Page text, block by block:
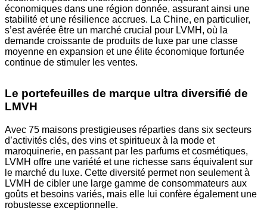
économiques dans une région donnée, assurant ainsi une
stabilité et une résilience accrues. La Chine, en particulier,
s’est avérée être un marché crucial pour LVMH, où la
demande croissante de produits de luxe par une classe
moyenne en expansion et une élite économique fortunée
continue de stimuler les ventes.
Le portefeuilles de marque ultra diversifié de
LMVH
Avec 75 maisons prestigieuses réparties dans six secteurs
d’activités clés, des vins et spiritueux à la mode et
maroquinerie, en passant par les parfums et cosmétiques,
LVMH offre une variété et une richesse sans équivalent sur
le marché du luxe. Cette diversité permet non seulement à
LVMH de cibler une large gamme de consommateurs aux
goûts et besoins variés, mais elle lui confère également une
robustesse exceptionnelle.